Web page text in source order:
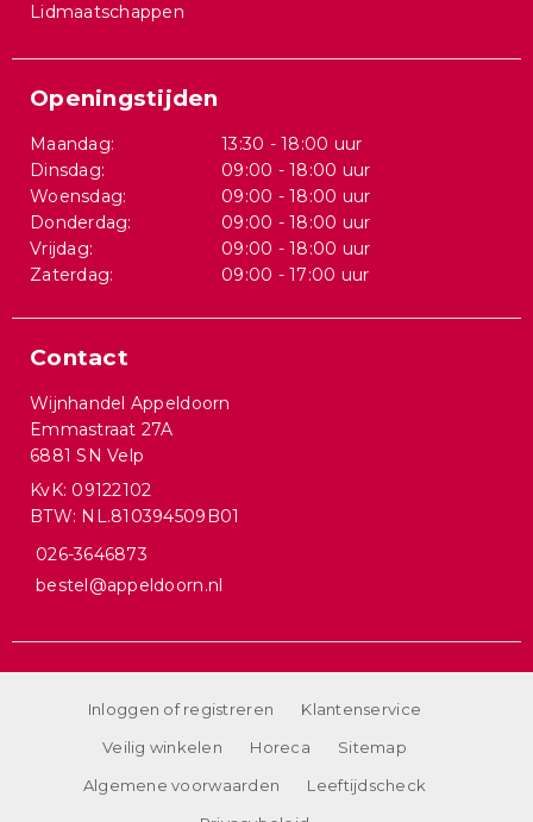
Lidmaatschappen
Openingstijden
Maandag:
13:30 - 18:00 uur
Dinsdag:
09:00 - 18:00 uur
Woensdag:
09:00 - 18:00 uur
Donderdag:
09:00 - 18:00 uur
Vrijdag:
09:00 - 18:00 uur
Zaterdag:
09:00 - 17:00 uur
Contact
Wijnhandel Appeldoorn
Emmastraat 27A
6881 SN Velp
KvK: 09122102
BTW: NL.810394509B01
026-3646873
bestel@appeldoorn.nl
Inloggen of registreren
Klantenservice
Veilig winkelen
Horeca
Sitemap
Algemene voorwaarden
Leeftijdscheck